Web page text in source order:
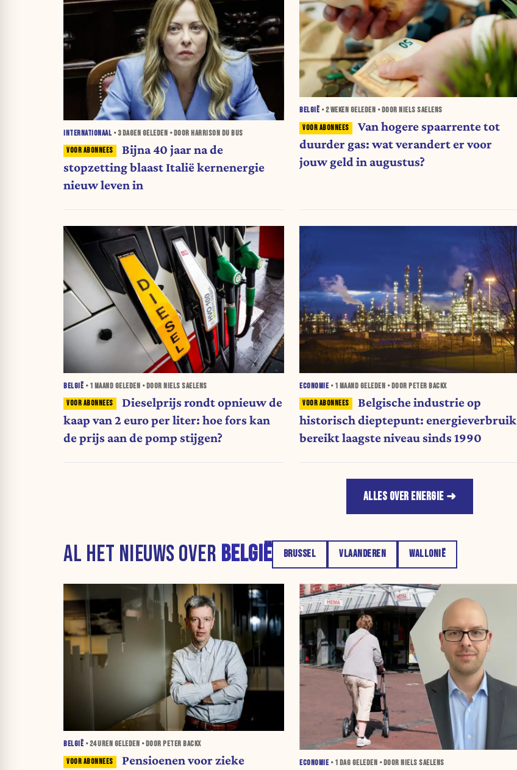
INTERNATIONAAL •3 DAGEN GELEDEN • DOOR HARRISON DU BUS
Bijna 40 jaar na de
stopzetting blaast Italië kernenergie
nieuw leven in
BELGIË •2 WEKEN GELEDEN • DOOR NIELS SAELENS
Van hogere spaarrente tot
duurder gas: wat verandert er voor
jouw geld in augustus?
BELGIË • 1 MAAND GELEDEN • DOOR NIELS SAELENS
Dieselprijs rondt opnieuw de
kaap van 2 euro per liter: hoe fors kan
de prijs aan de pomp stijgen?
ECONOMIE • 1 MAAND GELEDEN • DOOR PETER BACKX
Belgische industrie op
historisch dieptepunt: energieverbruik
bereikt laagste niveau sinds 1990
ALLES OVER ENERGIE
AL HET NIEUWS OVER BELGIË BRUSSEL VLAANDEREN WALLONIË
BELGIË •24 UREN GELEDEN • DOOR PETER BACKX
Pensioenen voor zieke ECONOMIE • 1 DAG GELEDEN • DOOR NIELS SAELENS